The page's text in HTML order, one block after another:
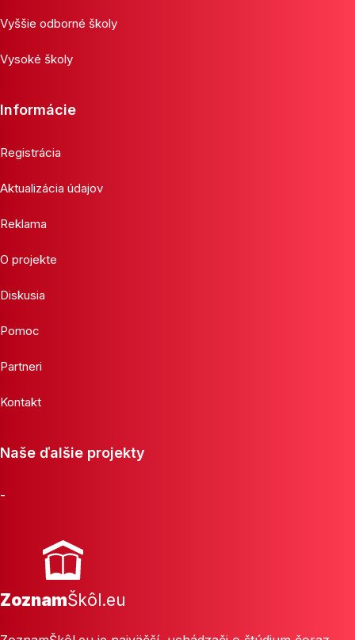
Vyššie odborné školy
Vysoké školy
Informácie
Registrácia
Aktualizácia údajov
Reklama
O projekte
Diskusia
Pomoc
Partneri
Kontakt
Naše ďalšie projekty
-
ZoznamŠkôl.eu